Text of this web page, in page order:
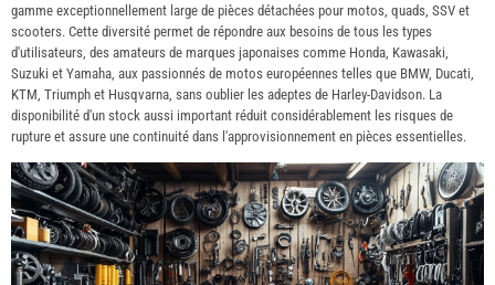
gamme exceptionnellement large de pièces détachées pour motos, quads, SSV et
scooters. Cette diversité permet de répondre aux besoins de tous les types
d'utilisateurs, des amateurs de marques japonaises comme Honda, Kawasaki,
Suzuki et Yamaha, aux passionnés de motos européennes telles que BMW, Ducati,
KTM, Triumph et Husqvarna, sans oublier les adeptes de Harley-Davidson. La
disponibilité d'un stock aussi important réduit considérablement les risques de
rupture et assure une continuité dans l'approvisionnement en pièces essentielles.